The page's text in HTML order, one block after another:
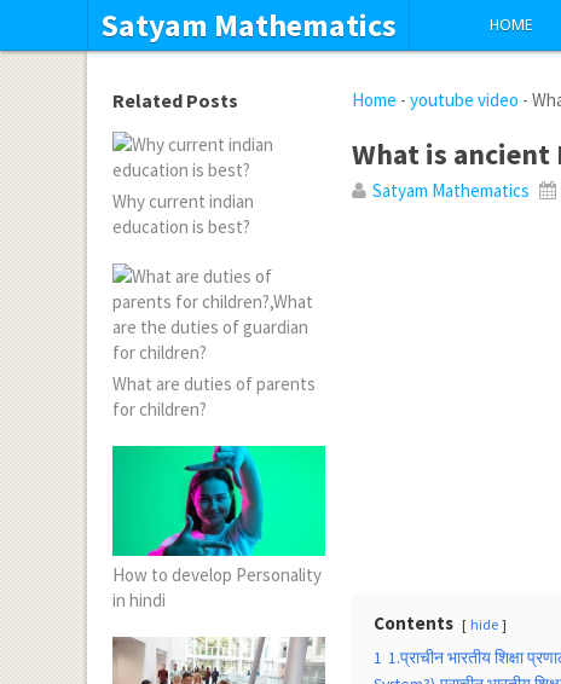
Satyam Mathematics HOME
Home -youtube video -
What is ancient
Satyam Mathematics
Contents hide
1 1.प्राचीन भारतीय शिक्षा
Related Posts
Why current indian
education is best?
What are duties of parents
for children?
How to develop Personality
in hindi